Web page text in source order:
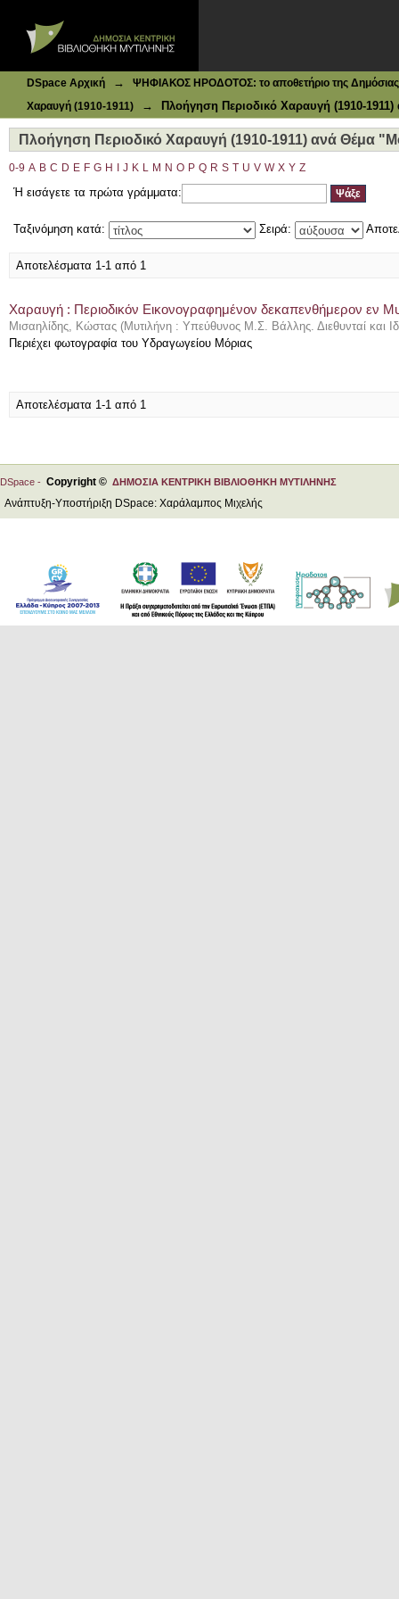
DSpace Αρχική →
ΨΗΦΙΑΚΟΣ ΗΡΟΔΟΤΟΣ: το αποθετήριο της Δημόσιας
Χαραυγή (1910-1911)
→ Πλοήγηση Περιοδικό Χαραυγή (1910-
Πλοήγηση Περιοδικό Χαραυγή (1910-1911) ανά Θέμα
0-9 A B C D E F G H J K L M N O P Q R S T U V W X Y Z
Ή εισάγετε τα πρώτα γράμματα:
Ταξινόμηση κατά: Σειρά:
Αποτελέσματα 1-1 από 1
Χαραυγή : Περιοδικόν Εικονογραφημένον δεκαπενθήμερον εν
Μισαηλίδης, Κώστας (Μυτιλήνη : Υπεύθυνος Μ.Σ. Βάλλης. Διεθυνταί και
Περιέχει φωτογραφία του Υδραγωγείου Μόριας
Αποτελέσματα 1-1 από 1
DSpace - Copyright © ΔΗΜΟΣΙΑ ΚΕΝΤΡΙΚΗ ΒΙΒΛΙΟΘΗΚΗ ΜΥΤΙΛΗΝΗΣ
Ανάπτυξη-Υποστήριξη DSpace: Χαράλαμπος Μιχελής